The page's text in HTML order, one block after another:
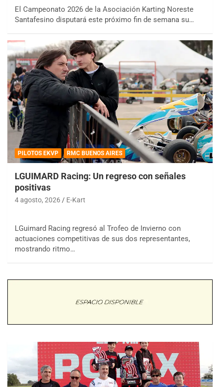
El Campeonato 2026 de la Asociación Karting Noreste
Santafesino disputará este próximo fin de semana su…
PILOTOS EKVP RMC BUENOS AIRES
LGUIMARD Racing: Un regreso con señales
positivas
4 agosto, 2026 E-Kart
LGuimard Racing regresó al Trofeo de Invierno con
actuaciones competitivas de sus dos representantes,
mostrando ritmo…